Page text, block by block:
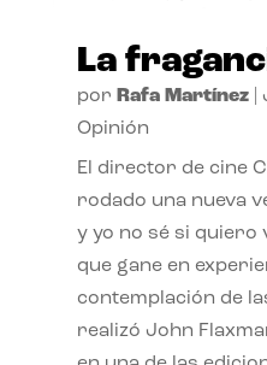
La
por Rafa Martínez|
Opinión
El director de cine
rodado una nueva
y yo no sé si quiero
que gane en
contemplación de
realizó John